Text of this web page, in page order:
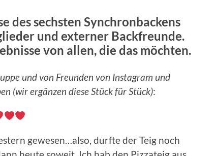
des sechsten Synchronbackens
und externer Backfreunde.
von allen, die das möchten.
und von Freunden von Instagram und
(wir ergänzen diese Stück für Stück):
gewesen…also, durfte der Teig noch